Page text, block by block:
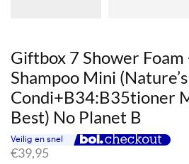
Giftbox 7 Shower
Shampoo Mini
Condi+B34:B35tioner
Best) No Planet B
€39,95